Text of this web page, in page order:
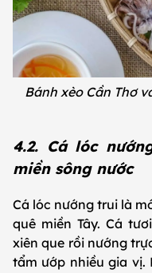
Bánh xèo Cần Thơ
4.2. Cá lóc
miền sông nước
Cá lóc nướng trui là
quê miền Tây. Cá
xiên que rồi nướng
tẩm ướp nhiều gia vị.